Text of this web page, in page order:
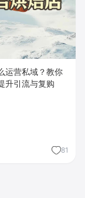
运营私域？教你
升引流与复购
81